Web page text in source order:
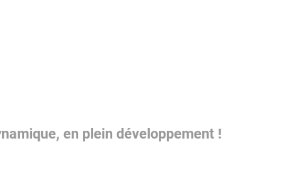
en plein développement !